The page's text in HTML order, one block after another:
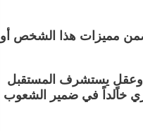
مميزات هذا الشخص أو
وعقلٍ يستشرف المستقبل
خالداً في ضمير الشعوب